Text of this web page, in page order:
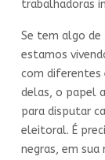
trabalhadoras
Se tem algo
estamos
com diferentes
delas, o papel
para disputar
eleitoral. É
negras, em sua